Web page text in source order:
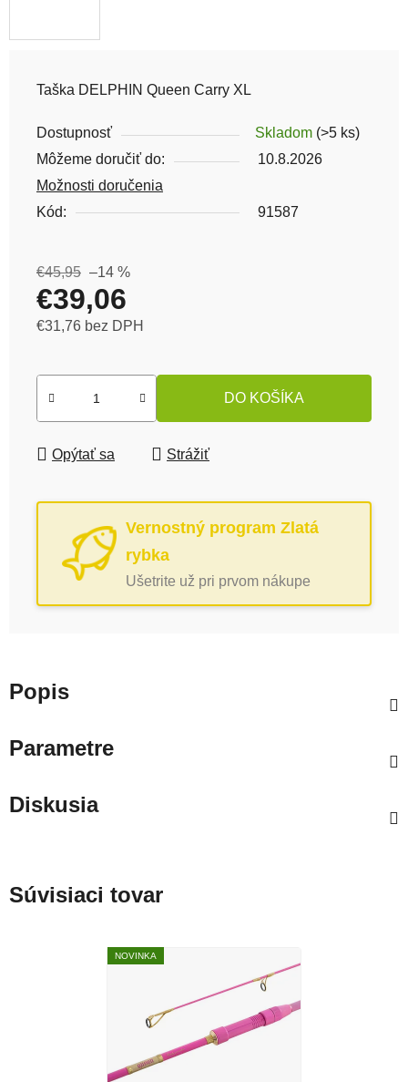
Taška DELPHIN Queen Carry XL
Dostupnosť Skladom (>5 ks)
Môžeme doručiť do:
10.8.2026
Možnosti doručenia
Kód:
91587
€45,95 –14 %
€39,06
€31,76 bez DPH
DO KOŠÍKA
Opýtať sa Strážiť
Vernostný program Zlatá
rybka
Ušetrite už pri prvom nákupe
Popis
Parametre
Diskusia
Súvisiaci tovar
NOVINKA